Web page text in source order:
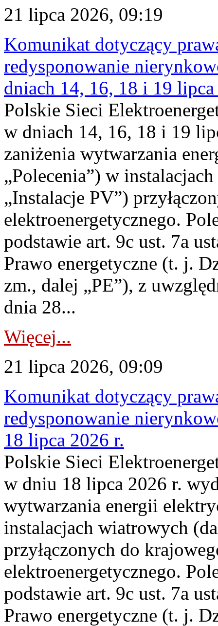
21 lipca 2026, 09:19
Komunikat dotyczący
redysponowanie
dniach 14, 16, 18 i 19
Polskie Sieci
w dniach 14, 16, 18 i 19
zaniżenia wytwarzania
„Polecenia”) w
„Instalacje PV”)
elektroenergetycznego.
podstawie art. 9c ust. 7a
Prawo energetyczne (t. j.
zm., dalej „PE”), z
dnia 28...
Więcej...
21 lipca 2026, 09:09
Komunikat dotyczący
redysponowanie
18 lipca 2026 r.
Polskie Sieci
w dniu 18 lipca 2026 r.
wytwarzania energii
instalacjach wiatrowych
przyłączonych do
elektroenergetycznego.
podstawie art. 9c ust. 7a
Prawo energetyczne (t. j.